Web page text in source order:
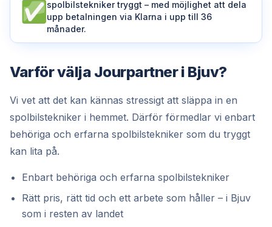
spolbilstekniker tryggt – med möjlighet att dela
upp betalningen via Klarna i upp till 36
månader.
Varför välja Jourpartner i Bjuv?
Vi vet att det kan kännas stressigt att släppa in en
spolbilstekniker i hemmet. Därför förmedlar vi enbart
behöriga och erfarna spolbilstekniker som du tryggt
kan lita på.
Enbart behöriga och erfarna spolbilstekniker
Rätt pris, rätt tid och ett arbete som håller – i Bjuv
som i resten av landet